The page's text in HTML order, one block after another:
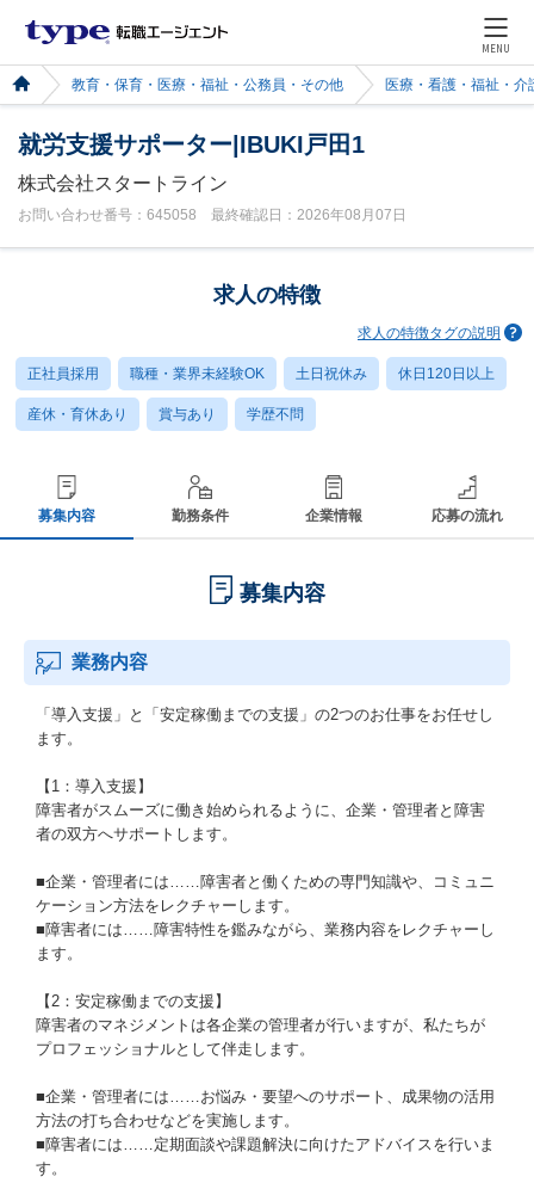
MENU
教育・保育・医療・福祉・公務員・その他 医療・看護・福祉・介
就労支援サポーター|IBUKI戸田1
株式会社スタートライン
お問い合わせ番号：645058 最終確認日：2026年08月07日
求人の特徴
求人の特徴タグの説明
正社員採用 職種・業界未経験OK 土日祝休み 休日120日以上
産休・育休あり 賞与あり 学歴不問
募集内容 勤務条件 企業情報 応募の流れ
募集内容
業務内容
「導入支援」と「安定稼働までの支援」の2つのお仕事をお任せし
ます。
【1：導入支援】
障害者がスムーズに働き始められるように、企業・管理者と障害
者の双方へサポートします。
■企業・管理者には……障害者と働くための専門知識や、コミュニ
ケーション方法をレクチャーします。
■障害者には……障害特性を鑑みながら、業務内容をレクチャーし
ます。
【2：安定稼働までの支援】
障害者のマネジメントは各企業の管理者が行いますが、私たちが
プロフェッショナルとして伴走します。
■企業・管理者には……お悩み・要望へのサポート、成果物の活用
方法の打ち合わせなどを実施します。
■障害者には……定期面談や課題解決に向けたアドバイスを行いま
す。